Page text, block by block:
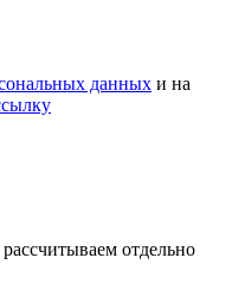
данных и на
отдельно